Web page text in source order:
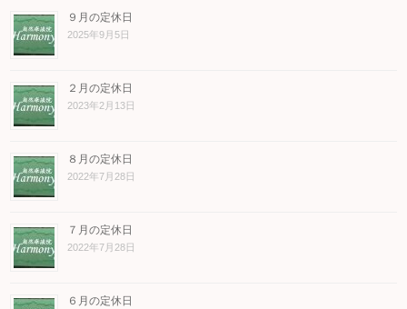
９月の定休日
2025年9月5日
２月の定休日
2023年2月13日
８月の定休日
2022年7月28日
７月の定休日
2022年7月28日
６月の定休日